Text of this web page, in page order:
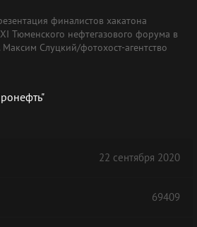
финалистов хакатона
Тюменского нефтегазового форума в
Слуцкий/фотохост-агентство
22 сентября 2020
69409